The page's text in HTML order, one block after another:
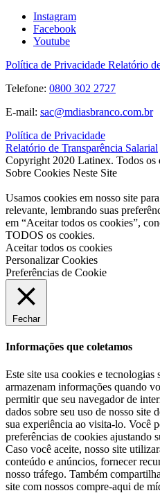
Instagram
Facebook
Youtube
Política de Privacidade Relatório
Telefone: 0800 302 2727
E-mail: sac@mdiasbranco.com.br
Política de Privacidade
Relatório de Transparência Salarial
Copyright 2020 Latinex. Todos os
Sobre Cookies Neste Site
Usamos cookies em nosso site
relevante, lembrando suas
em “Aceitar todos os cookies”,
TODOS os cookies.
Aceitar todos os cookies
Personalizar Cookies
Preferências de Cookie
Fechar
Informações que coletamos
Este site usa cookies e tecnologias
armazenam informações quando
permitir que seu navegador de
dados sobre seu uso de nosso site
sua experiência ao visita-lo. Você
preferências de cookies ajustando
Caso você aceite, nosso site
conteúdo e anúncios, fornecer
nosso tráfego. Também
site com nossos compre-aqui de